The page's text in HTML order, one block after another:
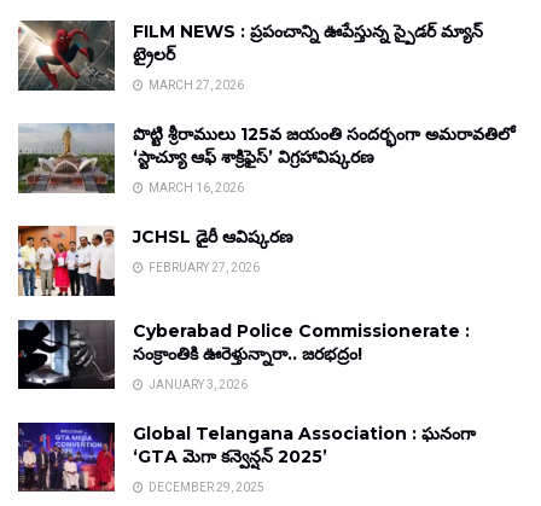
FILM NEWS : ప్రపంచాన్ని ఊపేస్తున్న స్పైడర్ మ్యాన్
ట్రైలర్
MARCH 27, 2026
పొట్టి శ్రీరాములు 125వ జయంతి సందర్భంగా అమరావతిలో
‘స్టాచ్యూ ఆఫ్ శాక్రిఫైస్’ విగ్రహావిష్కరణ
MARCH 16, 2026
JCHSL డైరీ ఆవిష్కరణ
FEBRUARY 27, 2026
Cyberabad Police Commissionerate :
సంక్రాంతికి ఊరెళ్తున్నారా.. జరభద్రం!
JANUARY 3, 2026
Global Telangana Association : ఘనంగా
‘GTA మెగా కన్వెన్షన్ 2025’
DECEMBER 29, 2025